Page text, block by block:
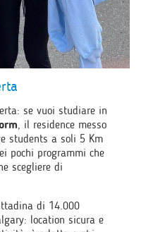
se vuoi studiare in
, il residence messo
students a soli 5 Km
pochi programmi che
scegliere di
di 14.000
location sicura e